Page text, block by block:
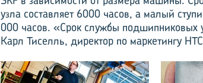
узла составляет 6000 часов, а малый
000 часов. «Срок службы
Карл Тиселль, директор по маркетингу